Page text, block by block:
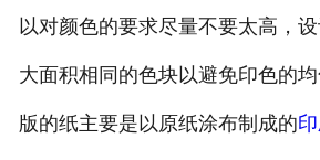
以对颜色的要求尽量不要太高，
大面积相同的色块以避免印色的
版的纸主要是以原纸涂布制成的印